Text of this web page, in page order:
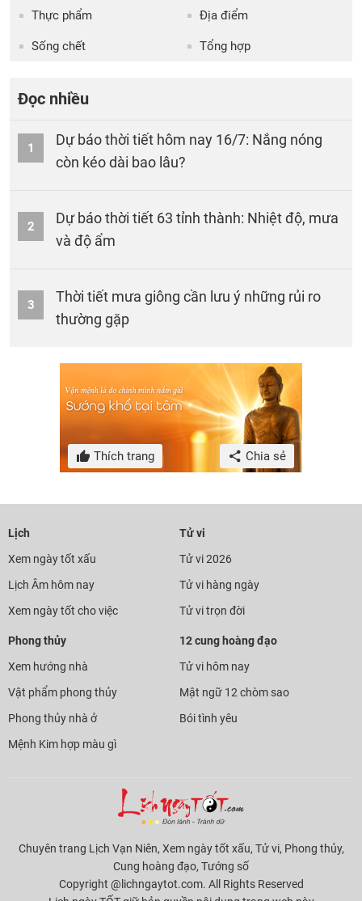
Thực phẩm Địa điểm
Sống chết Tổng hợp
Đọc nhiều
1
Dự báo thời tiết hôm nay 16/7: Nắng nóng
còn kéo dài bao lâu?
2
Dự báo thời tiết 63 tỉnh thành: Nhiệt độ, mưa
và độ ẩm
3
Thời tiết mưa giông cần lưu ý những rủi ro
thường gặp
Thích trang Chia sẻ
Lịch
Xem ngày tốt xấu
Lịch Âm hôm nay
Xem ngày tốt cho việc
Tử vi
Tử vi 2026
Tử vi hàng ngày
Tử vi trọn đời
Phong thủy
Xem hướng nhà
Vật phẩm phong thủy
Phong thủy nhà ở
Mệnh Kim hợp màu gì
12 cung hoàng đạo
Tử vi hôm nay
Mật ngữ 12 chòm sao
Bói tình yêu
Chuyên trang Lịch Vạn Niên, Xem ngày tốt xấu, Tử vi, Phong thủy,
Cung hoàng đạo, Tướng số
Copyright @lichngaytot.com. All Rights Reserved